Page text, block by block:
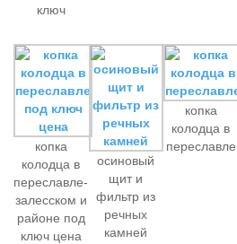
ключ
копка
колодца в
переславле-
залесском и
районе под
ключ цена
осиновый
щит и
фильтр из
речных
камней
копка
колодца в
переславле